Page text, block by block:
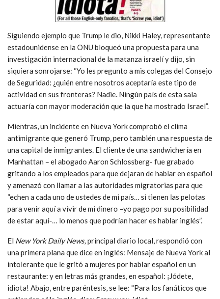
Siguiendo ejemplo que Trump le dio, Nikki Haley, representante
estadounidense en la ONU bloqueó una propuesta para una
investigación internacional de la matanza israelí y dijo, sin
siquiera sonrojarse: “Yo les pregunto a mis colegas del Consejo
de Seguridad: ¿quién entre nosotros aceptaría este tipo de
actividad en sus fronteras? Nadie. Ningún país de esta sala
actuaría con mayor moderación que la que ha mostrado Israel”.
Mientras, un incidente en Nueva York comprobó el clima
antimigrante que generó Trump, pero también una respuesta de
una capital de inmigrantes. El cliente de una sandwichería en
Manhattan – el abogado Aaron Schlossberg- fue grabado
gritando a los empleados para que dejaran de hablar en español
y amenazó con llamar a las autoridades migratorias para que
“echen a cada uno de ustedes de mi país… si tienen las pelotas
para venir aquí a vivir de mi dinero –yo pago por su posibilidad
de estar aquí-… lo menos que podrían hacer es hablar inglés”.
El New York Daily News, principal diario local, respondió con
una primera plana que dice en inglés: Mensaje de Nueva York al
intolerante que le gritó a mujeres por hablar español en un
restaurante: y en letras más grandes, en español: ¡Jódete,
idiota! Abajo, entre paréntesis, se lee: “Para los fanáticos que